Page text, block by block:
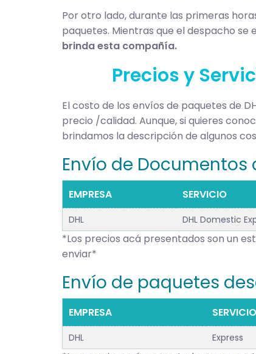
Por otro lado, durante las primeras
paquetes. Mientras que el despacho
brinda esta compañía.
Precios y
El costo de los envíos de paquetes de
precio /calidad. Aunque, si quieres
brindamos la descripción de algunos
Envío de Documentos
EMPRESA SERVICIO
DHL DHL Domestic
*Los precios acá presentados son un
enviar*
Envío de paquetes
EMPRESA SERVICIO
DHL Express